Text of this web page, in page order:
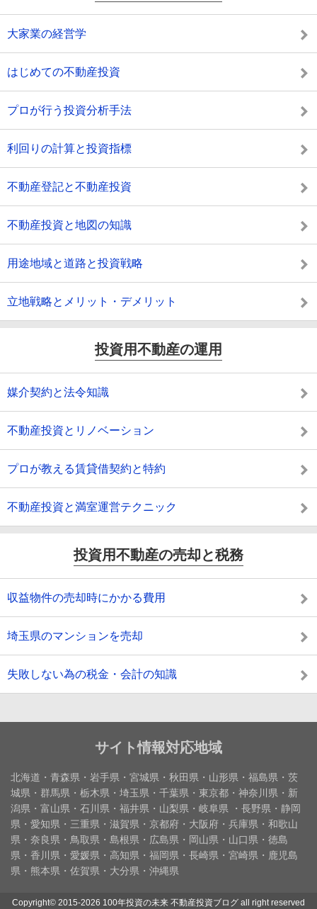
大家業の経営学
はじめての不動産投資
プロが行う投資分析手法
利回りの計算と投資指標
不動産登記と不動産投資
不動産投資と地図の知識
用途地域と道路と投資戦略
立地戦略とメリット・デメリット
投資用不動産の運用
媒介契約と法令知識
不動産投資とリノベーション
プロが教える賃貸借契約と特約
不動産投資と満室運営テクニック
投資用不動産の売却と税務
収益物件の売却時にかかる費用
埼玉県のマンションを売却
失敗しない為の税金・会計の知識
サイト情報対応地域
北海道・青森県・岩手県・宮城県・秋田県・山形県・福島県・茨
城県・群馬県・栃木県・埼玉県・千葉県・東京都・神奈川県・新
潟県・富山県・石川県・福井県・山梨県・岐阜県 ・長野県・静岡
県・愛知県・三重県・滋賀県・京都府・大阪府・兵庫県・和歌山
県・奈良県・鳥取県・島根県・広島県・岡山県・山口県・徳島
県・香川県・愛媛県・高知県・福岡県・長崎県・宮崎県・鹿児島
県・熊本県・佐賀県・大分県・沖縄県
Copyright© 2015-2026 100年投資の未来 不動産投資ブログ all right reserved